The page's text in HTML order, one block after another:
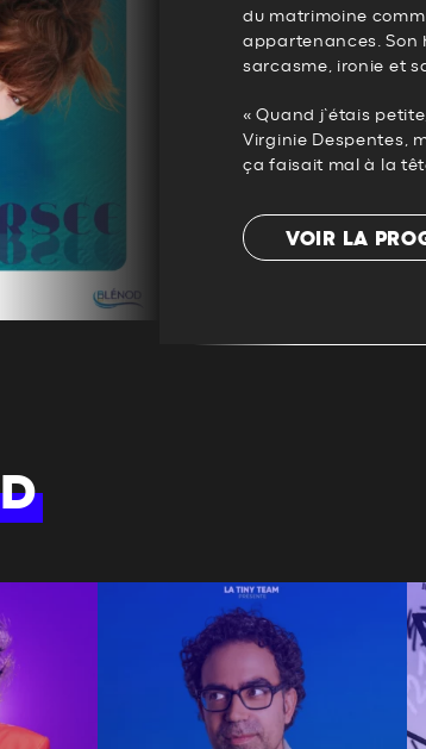
du matrimoine
appartenances. Son
sarcasme, ironie et
« Quand j’étais
Virginie Despentes,
ça faisait mal à la
VOIR LA